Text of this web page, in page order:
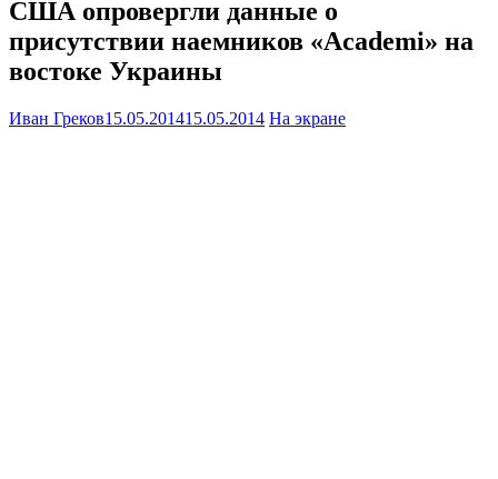
США опровергли данные о
присутствии наемников «Academi» на
востоке Украины
Иван Греков15.05.201415.05.2014 На экране